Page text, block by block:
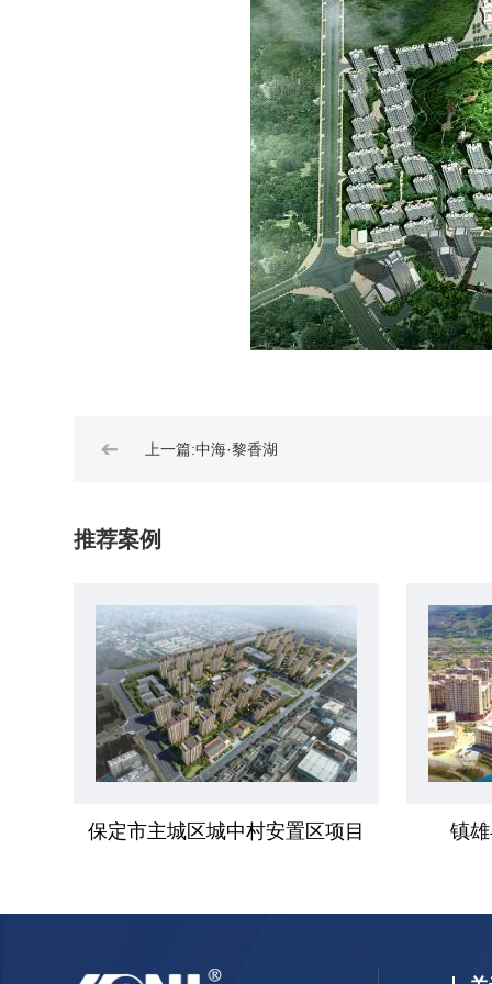
➔ 上一篇:中海·黎香湖
推荐案例
保定市主城区城中村安置区项目 镇